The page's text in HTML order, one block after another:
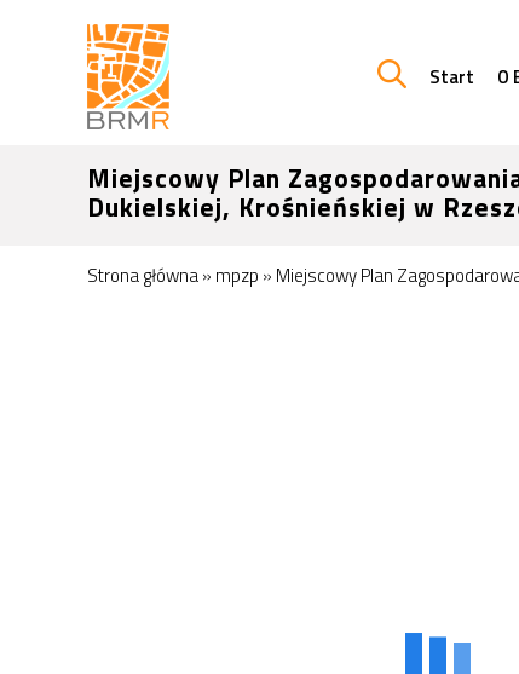
Start O
Miejscowy Plan
Dukielskiej, Krośnieńskiej w
Strona główna» mpzp » Miejscowy Plan